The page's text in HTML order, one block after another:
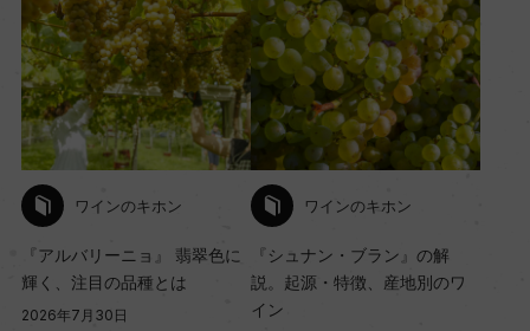
ワインのキホン
『アルバリーニョ』 翡翠色に
輝く、注目の品種とは
2026年7月30日
ワインのキホン
『シュナン・ブラン』の解
説。起源・特徴、産地別のワ
イン